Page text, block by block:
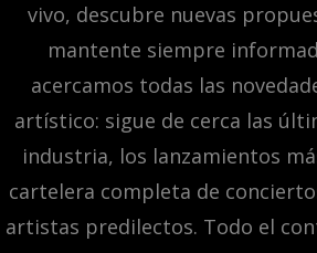
vivo, descubre nuevas
mantente siempre
acercamos todas las
artístico: sigue de cerca las
industria, los lanzamientos
cartelera completa de
artistas predilectos. Todo el